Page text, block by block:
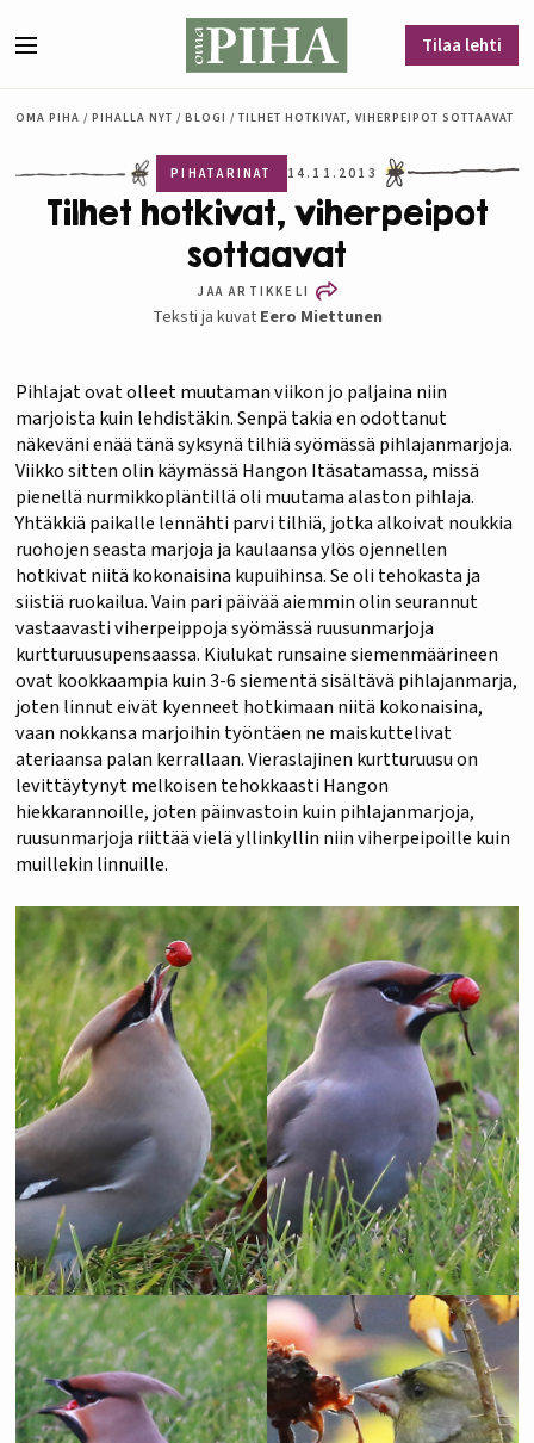
Tilaa lehti
OMA PIHA / PIHALLA NYT / BLOGI / TILHET HOTKIVAT, VIHERPEIPOT SOTTAAVAT
PIHATARINAT 14.11.2013
Tilhet hotkivat, viherpeipot
sottaavat
JAA ARTIKKELI
Teksti ja kuvat Eero Miettunen
Pihlajat ovat olleet muutaman viikon jo paljaina niin
marjoista kuin lehdistäkin. Senpä takia en odottanut
näkeväni enää tänä syksynä tilhiä syömässä pihlajanmarjoja.
Viikko sitten olin käymässä Hangon Itäsatamassa, missä
pienellä nurmikkopläntillä oli muutama alaston pihlaja.
Yhtäkkiä paikalle lennähti parvi tilhiä, jotka alkoivat noukkia
ruohojen seasta marjoja ja kaulaansa ylös ojennellen
hotkivat niitä kokonaisina kupuihinsa. Se oli tehokasta ja
siistiä ruokailua. Vain pari päivää aiemmin olin seurannut
vastaavasti viherpeippoja syömässä ruusunmarjoja
kurtturuusupensaassa. Kiulukat runsaine siemenmäärineen
ovat kookkaampia kuin 3-6 siementä sisältävä pihlajanmarja,
joten linnut eivät kyenneet hotkimaan niitä kokonaisina,
vaan nokkansa marjoihin työntäen ne maiskuttelivat
ateriaansa palan kerrallaan. Vieraslajinen kurtturuusu on
levittäytynyt melkoisen tehokkaasti Hangon
hiekkarannoille, joten päinvastoin kuin pihlajanmarjoja,
ruusunmarjoja riittää vielä yllinkyllin niin viherpeipoille kuin
muillekin linnuille.